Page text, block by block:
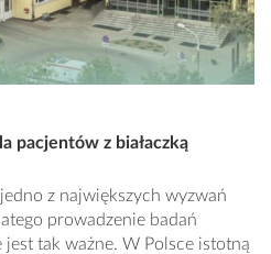
pacjentów z białaczką
z największych wyzwań
prowadzenie badań
tak ważne. W Polsce istotną